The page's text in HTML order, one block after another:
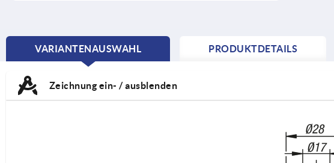
VARIANTENAUSWAHL
CURRENT
PRODUKTDETAILS
Zeichnung ein- / ausblenden